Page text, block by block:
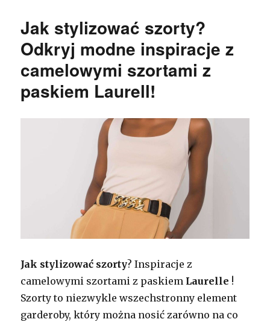
Jak stylizować szorty?
Odkryj modne inspiracje z
camelowymi szortami z
paskiem Laurell!
Jak stylizować szorty? Inspiracje z
camelowymi szortami z paskiem Laurelle !
Szorty to niezwykle wszechstronny element
garderoby, który można nosić zarówno na co